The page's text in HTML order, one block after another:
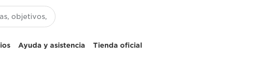
Ayuda y asistencia Tienda oficial